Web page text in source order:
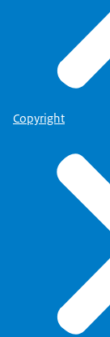
Copyright